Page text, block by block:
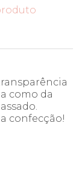
como da
confecção!